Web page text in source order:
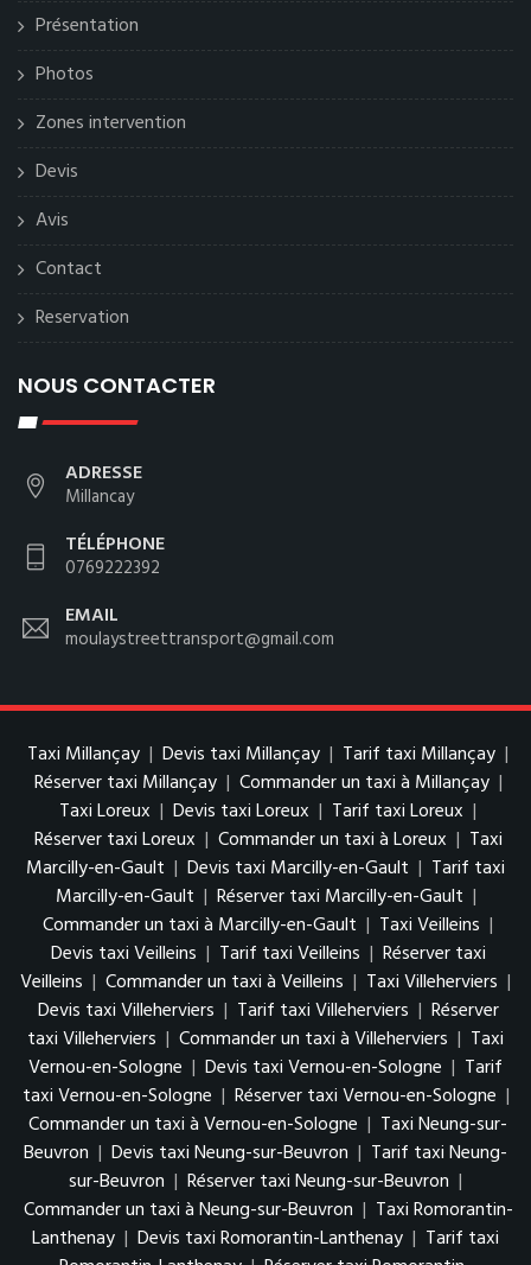
Présentation
Photos
Zones intervention
Devis
Avis
Contact
Reservation
NOUS CONTACTER
ADRESSE
Millancay
TÉLÉPHONE
0769222392
EMAIL
moulaystreettransport@gmail.com
Taxi Millançay | Devis taxi Millançay | Tarif taxi Millançay |
Réserver taxi Millançay | Commander un taxi à Millançay |
Taxi Loreux | Devis taxi Loreux | Tarif taxi Loreux |
Réserver taxi Loreux | Commander un taxi à Loreux | Taxi
Marcilly-en-Gault | Devis taxi Marcilly-en-Gault | Tarif taxi
Marcilly-en-Gault | Réserver taxi Marcilly-en-Gault |
Commander un taxi à Marcilly-en-Gault | Taxi Veilleins |
Devis taxi Veilleins | Tarif taxi Veilleins | Réserver taxi
Veilleins | Commander un taxi à Veilleins | Taxi Villeherviers |
Devis taxi Villeherviers | Tarif taxi Villeherviers | Réserver
taxi Villeherviers | Commander un taxi à Villeherviers | Taxi
Vernou-en-Sologne | Devis taxi Vernou-en-Sologne | Tarif
taxi Vernou-en-Sologne | Réserver taxi Vernou-en-Sologne |
Commander un taxi à Vernou-en-Sologne | Taxi Neung-sur-
Beuvron | Devis taxi Neung-sur-Beuvron | Tarif taxi Neung-
sur-Beuvron | Réserver taxi Neung-sur-Beuvron |
Commander un taxi à Neung-sur-Beuvron | Taxi Romorantin-
Lanthenay | Devis taxi Romorantin-Lanthenay | Tarif taxi